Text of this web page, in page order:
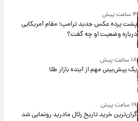
۴ ساعت پیش
پشت پرده عکس جدید ترامپ؛ مقام آمریکایی
درباره وضعیت او چه گفت؟
۱۸ ساعت پیش
یک پیش‌بینی مهم از آینده بازار طلا
۱۹ ساعت پیش
گران‌ترین خرید تاریخ رئال مادرید رونمایی شد